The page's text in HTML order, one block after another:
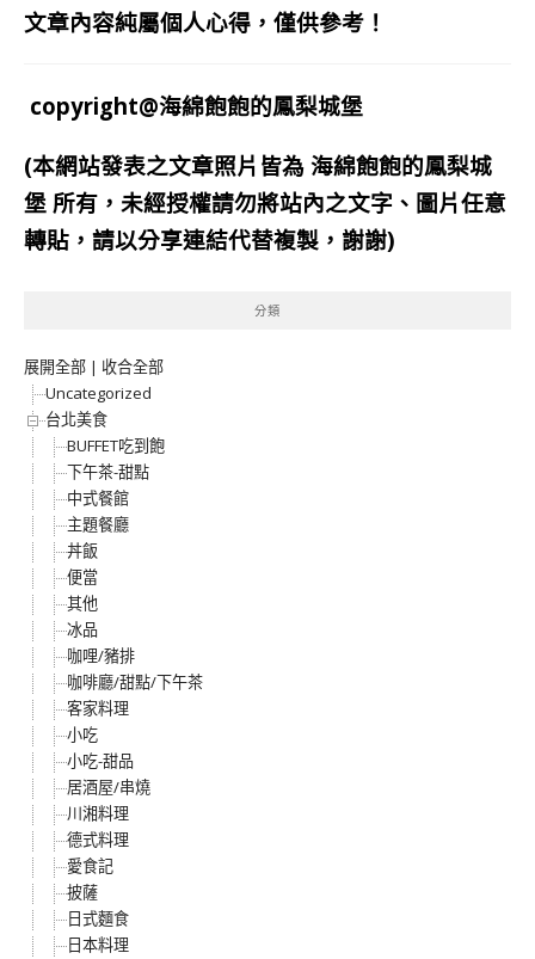
文章內容純屬個人心得，僅供參考！
copyright@海綿飽飽的鳳梨城堡
(本網站發表之文章照片皆為 海綿飽飽的鳳梨城
堡 所有，未經授權請勿將站內之文字、圖片任意
轉貼，請以分享連結代替複製，謝謝)
分類
展開全部 | 收合全部
Uncategorized
台北美食
BUFFET吃到飽
下午茶-甜點
中式餐館
主題餐廳
丼飯
便當
其他
冰品
咖哩/豬排
咖啡廳/甜點/下午茶
客家料理
小吃
小吃-甜品
居酒屋/串燒
川湘料理
德式料理
愛食記
披薩
日式麵食
日本料理